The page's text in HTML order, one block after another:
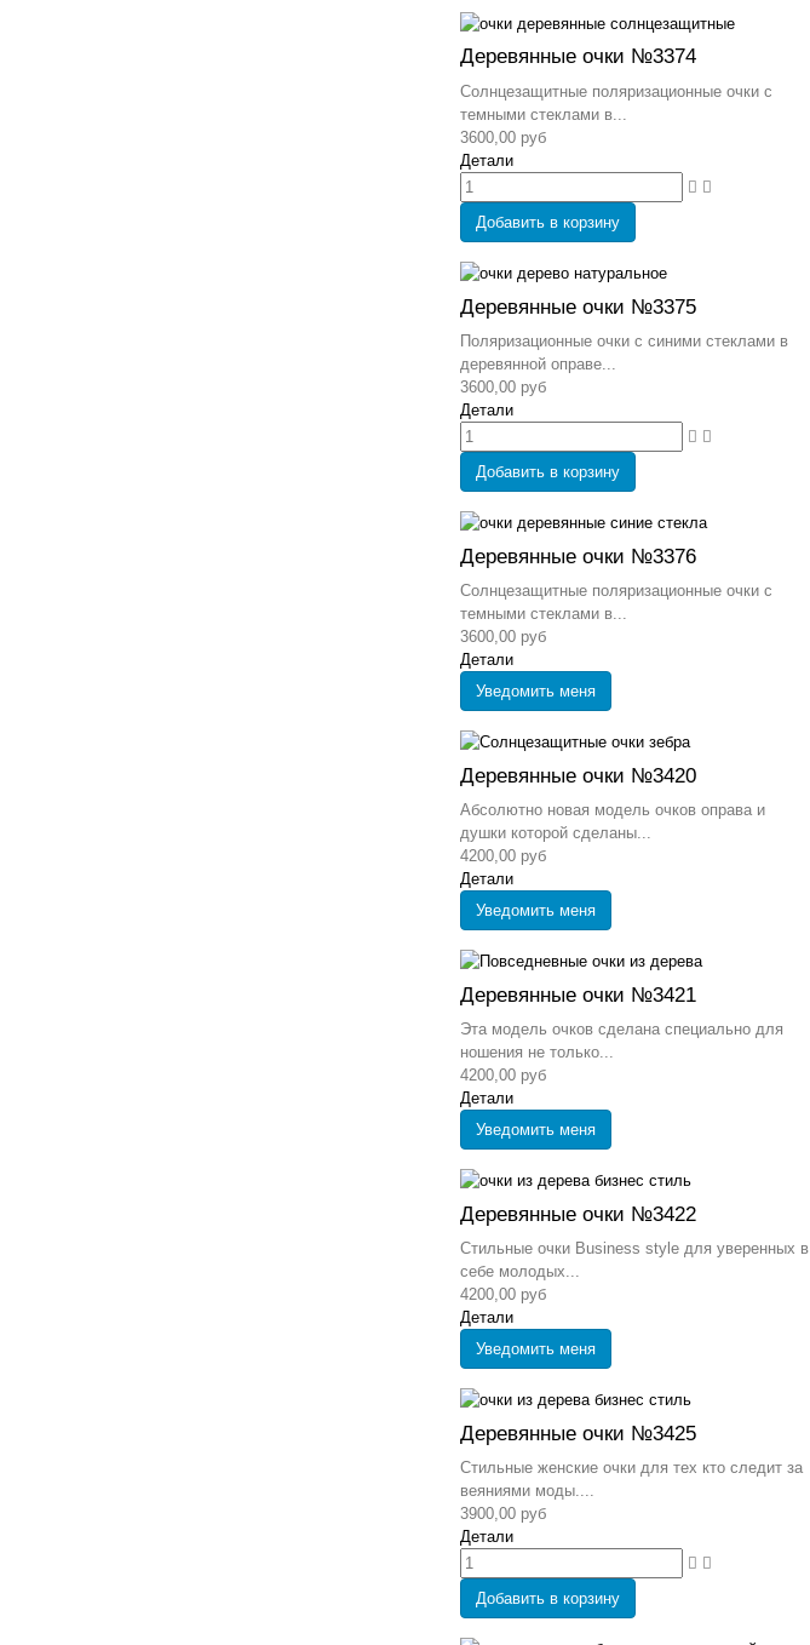
Деревянные очки №3374
Солнцезащитные поляризационные очки с
темными стеклами в...
3600,00 руб
Детали
Добавить в корзину
Деревянные очки №3375
Поляризационные очки с синими стеклами в
деревянной оправе...
3600,00 руб
Детали
Добавить в корзину
Деревянные очки №3376
Солнцезащитные поляризационные очки с
темными стеклами в...
3600,00 руб
Детали
Уведомить меня
Деревянные очки №3420
Абсолютно новая модель очков оправа и
душки которой сделаны...
4200,00 руб
Детали
Уведомить меня
Деревянные очки №3421
Эта модель очков сделана специально для
ношения не только...
4200,00 руб
Детали
Уведомить меня
Деревянные очки №3422
Стильные очки Business style для уверенных в
себе молодых...
4200,00 руб
Детали
Уведомить меня
Деревянные очки №3425
Стильные женские очки для тех кто следит за
веяниями моды....
3900,00 руб
Детали
Добавить в корзину